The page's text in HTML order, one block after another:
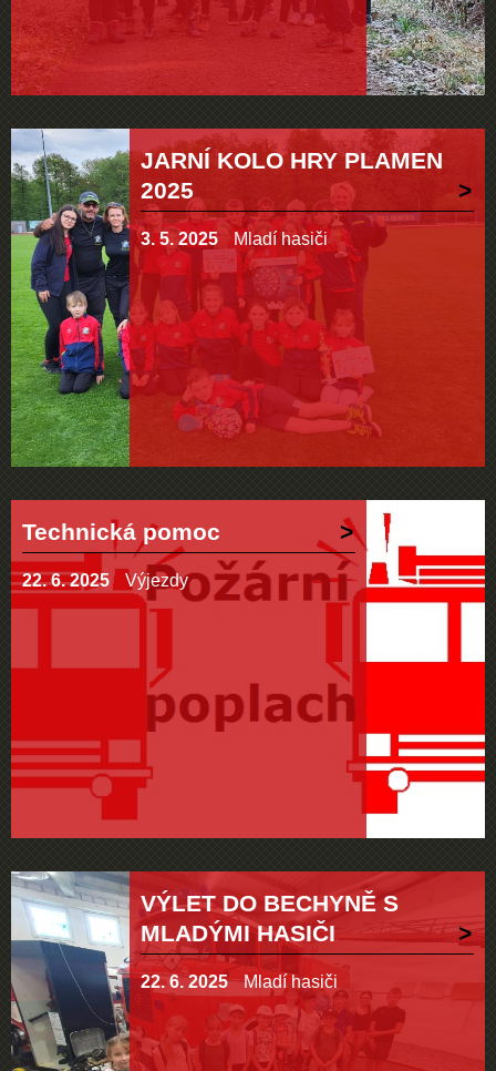
JARNÍ KOLO HRY PLAMEN
2025
3. 5. 2025 Mladí hasiči
Technická pomoc
22. 6. 2025 Výjezdy
VÝLET DO BECHYNĚ S
MLADÝMI HASIČI
22. 6. 2025 Mladí hasiči